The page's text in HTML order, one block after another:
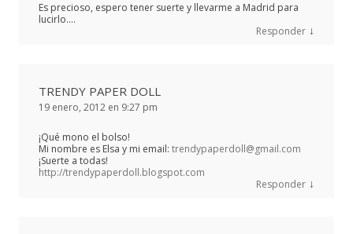
Es precioso, espero tener suerte y llevarme a Madrid para
lucirlo….
Responder ↓
TRENDY PAPER DOLL
19 enero, 2012 en 9:27 pm
¡Qué mono el bolso!
Mi nombre es Elsa y mi email: trendypaperdoll@gmail.com
¡Suerte a todas!
http://trendypaperdoll.blogspot.com
Responder ↓